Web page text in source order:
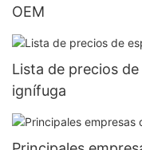
OEM
Lista de precios
ignífuga